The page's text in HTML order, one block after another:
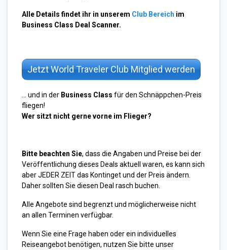
Alle Details findet ihr in unserem Club Bereich im
Business Class Deal Scanner.
Jetzt World Traveler Club Mitglied werden
… und in der Business Class für den Schnäppchen-Preis
fliegen!
Wer sitzt nicht gerne vorne im Flieger?
Bitte beachten Sie, dass die Angaben und Preise bei der
Veröffentlichung dieses Deals aktuell waren, es kann sich
aber JEDER ZEIT das Kontinget und der Preis ändern.
Daher sollten Sie diesen Deal rasch buchen.
Alle Angebote sind begrenzt und möglicherweise nicht
an allen Terminen verfügbar.
Wenn Sie eine Frage haben oder ein individuelles
Reiseangebot benötigen, nutzen Sie bitte unser